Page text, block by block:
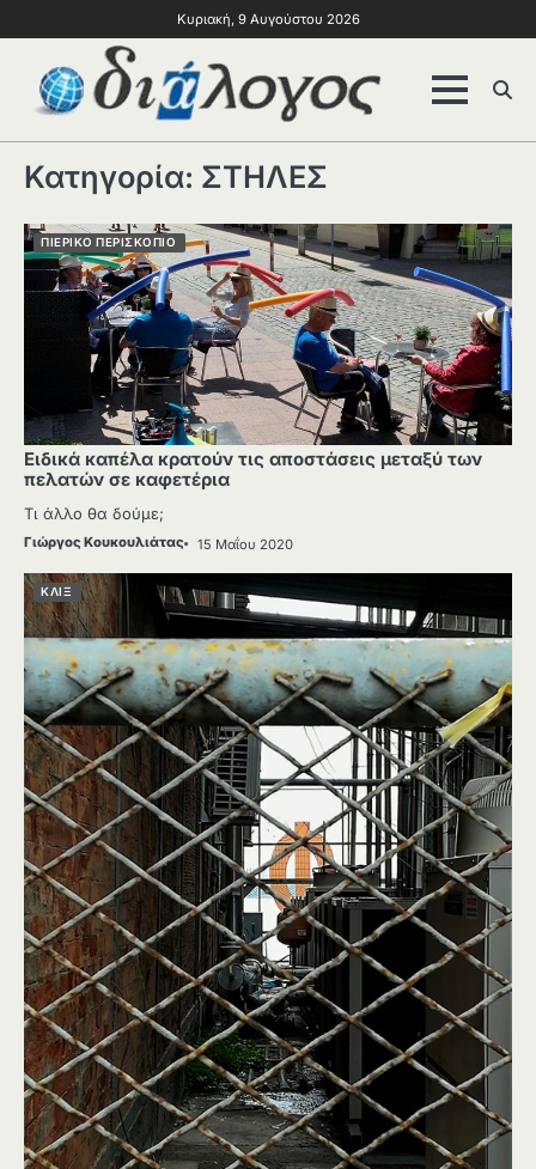
Κυριακή, 9 Αυγούστου 2026
Κατηγορία: ΣΤΗΛΕΣ
ΠΙΕΡΙΚΌ ΠΕΡΙΣΚΌΠΙΟ
Ειδικά καπέλα κρατούν τις αποστάσεις μεταξύ των
πελατών σε καφετέρια
Τι άλλο θα δούμε;
Γιώργος Κουκουλιάτας 15 Μαΐου 2020
ΚΛΙΞ